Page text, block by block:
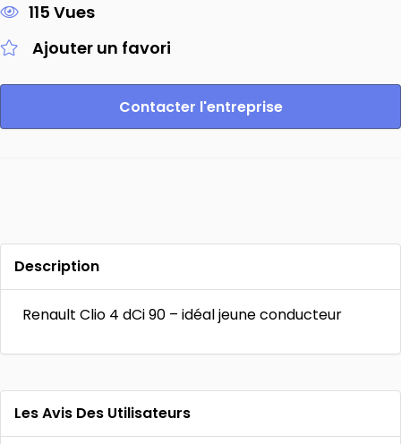
115 Vues
Ajouter un favori
Contacter l'entreprise
Description
Renault Clio 4 dCi 90 – idéal jeune conducteur
Les Avis Des Utilisateurs